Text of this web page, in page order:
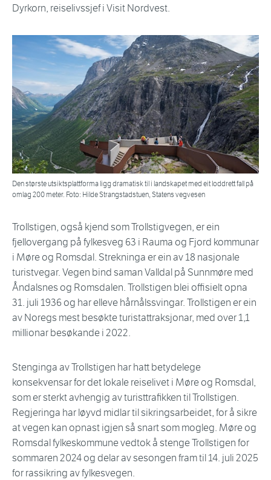
Dyrkorn, reiselivssjef i Visit Nordvest.
Den største utsiktsplattforma ligg dramatisk til i landskapet med eit loddrett fall på
omlag 200 meter. Foto: Hilde Strangstadstuen, Statens vegvesen
Trollstigen, også kjend som Trollstigvegen, er ein
fjellovergang på fylkesveg 63 i Rauma og Fjord kommunar
i Møre og Romsdal. Strekninga er ein av 18 nasjonale
turistvegar. Vegen bind saman Valldal på Sunnmøre med
Åndalsnes og Romsdalen. Trollstigen blei offisielt opna
31. juli 1936 og har elleve hårnålssvingar. Trollstigen er ein
av Noregs mest besøkte turistattraksjonar, med over 1,1
millionar besøkande i 2022.
Stenginga av Trollstigen har hatt betydelege
konsekvensar for det lokale reiselivet i Møre og Romsdal,
som er sterkt avhengig av turisttrafikken til Trollstigen.
Regjeringa har løyvd midlar til sikringsarbeidet, for å sikre
at vegen kan opnast igjen så snart som mogleg. Møre og
Romsdal fylkeskommune vedtok å stenge Trollstigen for
sommaren 2024 og delar av sesongen fram til 14. juli 2025
for rassikring av fylkesvegen.